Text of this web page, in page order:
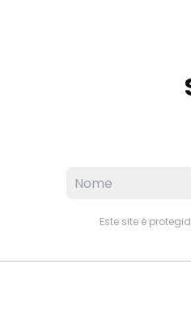
Este site é